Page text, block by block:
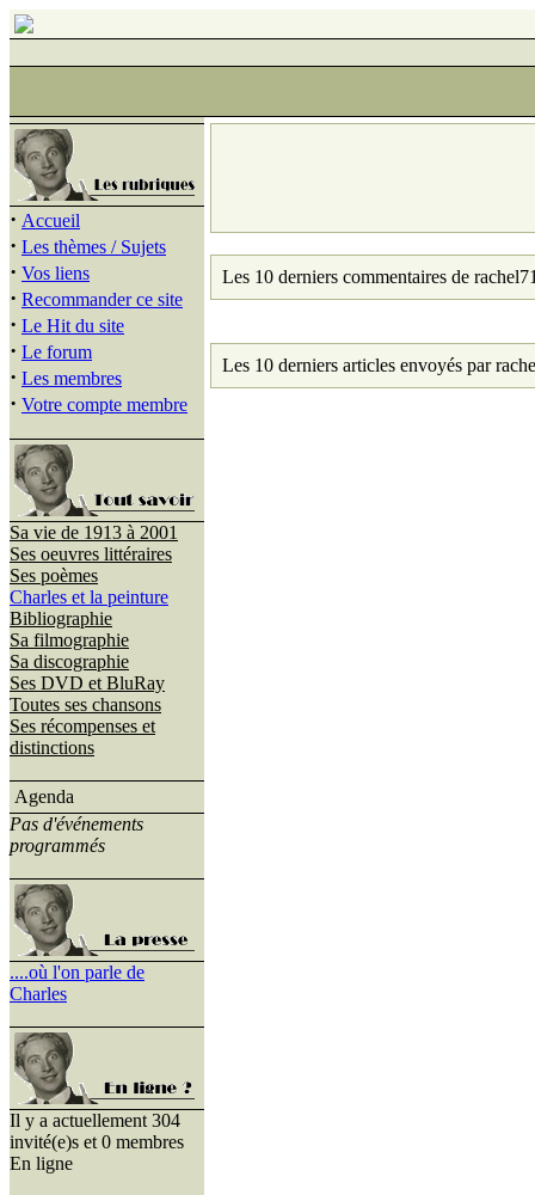
· Accueil
· Les thèmes / Sujets
· Vos liens
· Recommander ce site
· Le Hit du site
· Le forum
· Les membres
· Votre compte membre
Sa vie de 1913 à 2001
Ses oeuvres littéraires
Ses poèmes
Charles et la peinture
Bibliographie
Sa filmographie
Sa discographie
Ses DVD et BluRay
Toutes ses chansons
Ses récompenses et
distinctions
Agenda
Pas d'événements
programmés
....où l'on parle de
Charles
Il y a actuellement 304
invité(e)s et 0 membres
En ligne
Les 10 derniers commentaires de
Les 10 derniers articles envoyés par